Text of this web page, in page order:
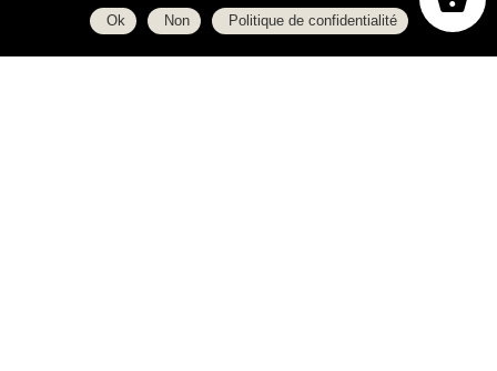
Ok Non Politique de confidentialité